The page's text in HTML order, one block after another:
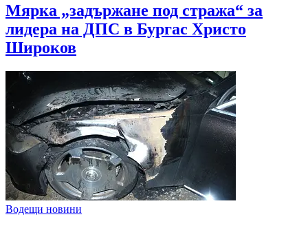
Мярка „задържане под стража“ за
лидера на ДПС в Бургас Христо
Широков
Водещи новини